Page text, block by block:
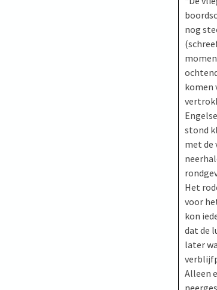
nog
komen
stond
met de
Het
voor
kon
dat de
later
Alleen